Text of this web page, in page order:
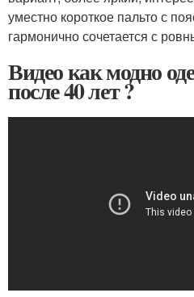
уместно короткое пальто с
гармонично сочетается с
Видео как модно
после 40 лет ?